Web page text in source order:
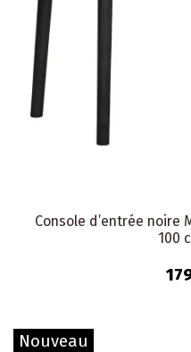
Console d’entrée noire
100
Nouveau